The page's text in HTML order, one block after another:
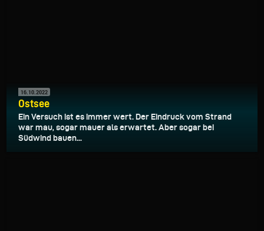
16.10.2022
Ostsee
Ein Versuch ist es immer wert. Der Eindruck vom Strand
war mau, sogar mauer als erwartet. Aber sogar bei
Südwind bauen...